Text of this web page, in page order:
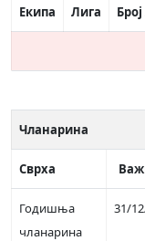
Екипа Лига
Чланарина
Сврха
Годишња
чланарина
31/